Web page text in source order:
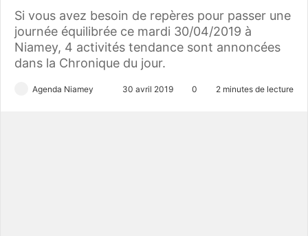
Si vous avez besoin de repères pour passer une
journée équilibrée ce mardi 30/04/2019 à
Niamey, 4 activités tendance sont annoncées
dans la Chronique du jour.
Agenda Niamey 30 avril 2019 0 2 minutes de lecture